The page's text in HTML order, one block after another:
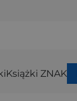
Książki ZNAK